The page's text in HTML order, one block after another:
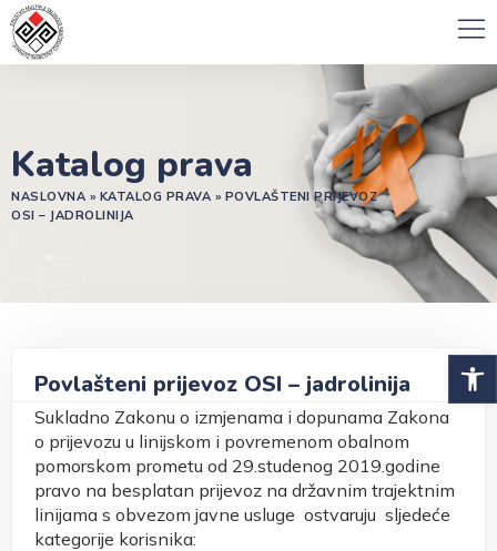
Katalog prava
NASLOVNA » KATALOG PRAVA » POVLAŠTENI PRIJEVOZ
OSI – JADROLINIJA
Povlašteni prijevoz OSI – jadrolinija
Sukladno Zakonu o izmjenama i dopunama Zakona
o prijevozu u linijskom i povremenom obalnom
pomorskom prometu od 29.studenog 2019.godine
pravo na besplatan prijevoz na državnim trajektnim
linijama s obvezom javne usluge ostvaruju sljedeće
kategorije korisnika: